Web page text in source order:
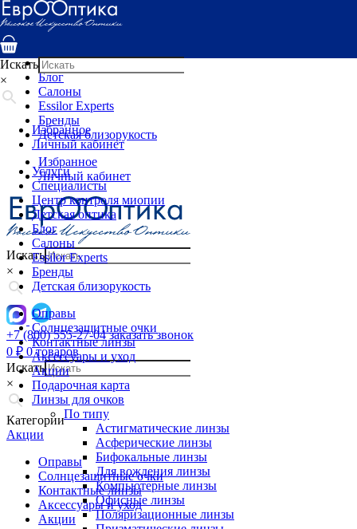
Услуги
Специалисты
Детская оптика
Блог
Салоны
Essilor Experts
Бренды
Детская близорукость
Избранное
Личный кабинет
Искать
×
+7 (800) 555-27-04 заказать звонок
0 ₽ 0 товаров
Искать
×
Категории
Акции
Оправы
Солнцезащитные очки
Контактные линзы
Аксессуары и уход
Акции
Искать
×
Избранное
Личный кабинет
Услуги
Специалисты
Центр контроля миопии
Детская оптика
Блог
Салоны
Essilor Experts
Бренды
Детская близорукость
Оправы
Солнцезащитные очки
Контактные линзы
Аксессуары и уход
Акции
Подарочная карта
Линзы для очков
По типу
Астигматические линзы
Асферические линзы
Бифокальные линзы
Для вождения линзы
Компьютерные линзы
Офисные линзы
Поляризационные линзы